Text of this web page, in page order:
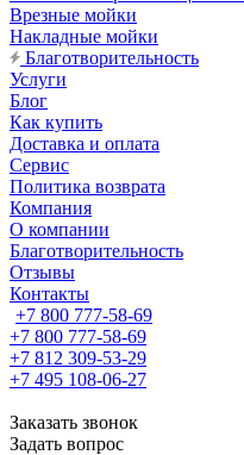
Врезные мойки
Накладные мойки
Благотворительность
Услуги
Блог
Как купить
Доставка и оплата
Сервис
Политика возврата
Компания
О компании
Благотворительность
Отзывы
Контакты
+7 800 777-58-69
+7 800 777-58-69
+7 812 309-53-29
+7 495 108-06-27
Заказать звонок
Задать вопрос